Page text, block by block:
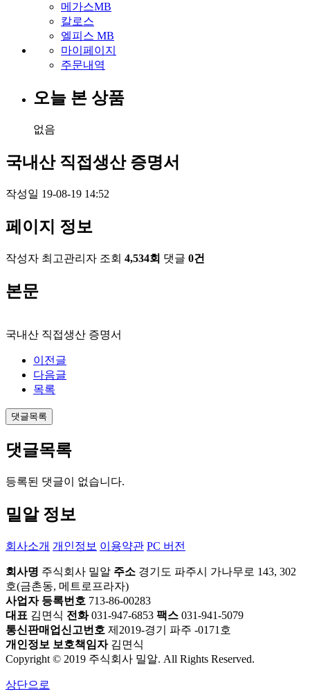
메가스MB
칼로스
엘피스 MB
마이페이지
주문내역
오늘 본 상품
없음
국내산 직접생산 증명서
작성일 19-08-19 14:52
페이지 정보
작성자 최고관리자 조회 4,534회 댓글 0건
본문
국내산 직접생산 증명서
이전글
다음글
목록
댓글목록
댓글목록
등록된 댓글이 없습니다.
밀알 정보
회사소개 개인정보 이용약관 PC 버전
회사명 주식회사 밀알 주소 경기도 파주시 가나무로 143, 302
호(금촌동, 메트로프라자)
사업자 등록번호 713-86-00283
대표 김면식 전화031-947-6853 팩스 031-941-5079
통신판매업신고번호 제2019-경기 파주 -0171호
개인정보 보호책임자김면식
Copyright © 2019 주식회사 밀알. All Rights Reserved.
상단으로